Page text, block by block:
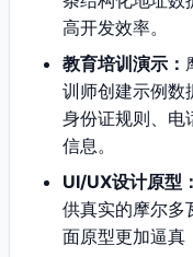
高开发效率。
教育培训演示：
训师创建示例数
身份证规则、电
信息。
UI/UX设计原型：
供真实的摩尔多
面原型更加逼真